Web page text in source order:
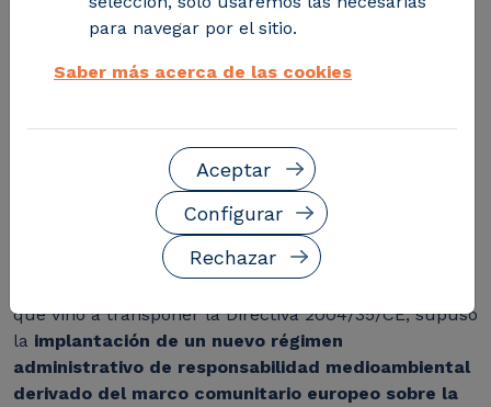
que vino a transponer la Directiva 2004/35/CE, supuso
la implantación de un nuevo régimen
administrativo de responsabilidad medioambiental
derivado del marco comunitario europeo sobre la
para navegar por el sitio.
Saber más acerca de las cookies
Rechazar
Configurar
Aceptar